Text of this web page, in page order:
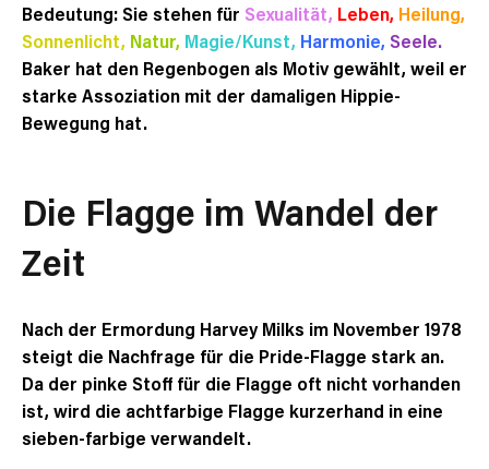
Bedeutung: Sie stehen für Sexualität, Leben, Heilung,
Sonnenlicht, Natur, Magie/Kunst, Harmonie, Seele.
Baker hat den Regenbogen als Motiv gewählt, weil er
starke Assoziation mit der damaligen Hippie-
Bewegung hat.
Die Flagge im Wandel der
Zeit
Nach der Ermordung Harvey Milks im November 1978
steigt die Nachfrage für die Pride-Flagge stark an.
Da der pinke Stoff für die Flagge oft nicht vorhanden
ist, wird die achtfarbige Flagge kurzerhand in eine
sieben-farbige verwandelt.